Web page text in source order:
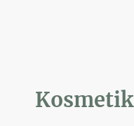
Kosmetik